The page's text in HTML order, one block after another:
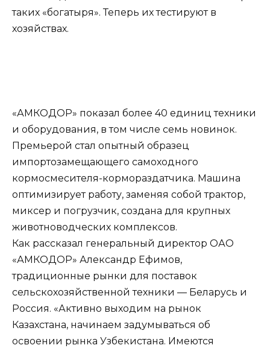
таких «богатыря». Теперь их тестируют в
хозяйствах.
«АМКОДОР» показал более 40 единиц техники
и оборудования, в том числе семь новинок.
Премьерой стал опытный образец
импортозамещающего самоходного
кормосмесителя-кормораздатчика. Машина
оптимизирует работу, заменяя собой трактор,
миксер и погрузчик, создана для крупных
животноводческих комплексов.
Как рассказал генеральный директор ОАО
«АМКОДОР» Александр Ефимов,
традиционные рынки для поставок
сельскохозяйственной техники — Беларусь и
Россия. «Активно выходим на рынок
Казахстана, начинаем задумываться об
освоении рынка Узбекистана. Имеются